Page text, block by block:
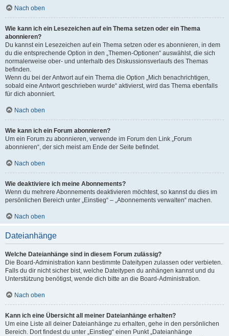
Nach oben
Wie kann ich ein Lesezeichen auf ein Thema setzen oder ein Thema
abonnieren?
Du kannst ein Lesezeichen auf ein Thema setzen oder es abonnieren, in dem
du die entsprechende Option in den „Themen-Optionen“ auswählst, die sich
normalerweise ober- und unterhalb des Diskussionsverlaufs des Themas
befinden.
Wenn du bei der Antwort auf ein Thema die Option „Mich benachrichtigen,
sobald eine Antwort geschrieben wurde“ aktivierst, wird das Thema ebenfalls
für dich abonniert.
Nach oben
Wie kann ich ein Forum abonnieren?
Um ein Forum zu abonnieren, verwende im Forum den Link „Forum
abonnieren“, der sich meist am Ende der Seite befindet.
Nach oben
Wie deaktiviere ich meine Abonnements?
Wenn du mehrere Abonnements deaktivieren möchtest, so kannst du dies im
persönlichen Bereich unter „Einstieg“ – „Abonnements verwalten“ machen.
Nach oben
Dateianhänge
Welche Dateianhänge sind in diesem Forum zulässig?
Die Board-Administration kann bestimmte Dateitypen zulassen oder verbieten.
Falls du dir nicht sicher bist, welche Dateitypen du anhängen kannst und du
Unterstützung benötigst, wende dich bitte an die Board-Administration.
Nach oben
Kann ich eine Übersicht all meiner Dateianhänge erhalten?
Um eine Liste all deiner Dateianhänge zu erhalten, gehe in den persönlichen
Bereich. Dort findest du unter „Einstieg“ einen Punkt „Dateianhänge